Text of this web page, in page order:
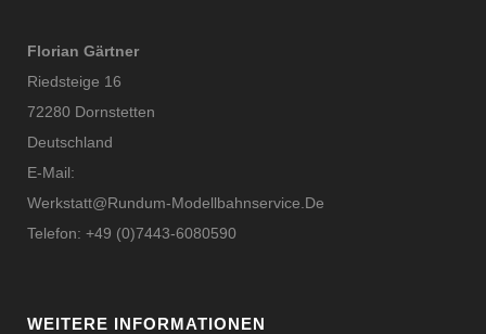
Florian Gärtner
Riedsteige 16
72280 Dornstetten
Deutschland
E-Mail:
Werkstatt@rundum-Modellbahnservice.de
Telefon: +49 (0)7443-6080590
WEITERE INFORMATIONEN